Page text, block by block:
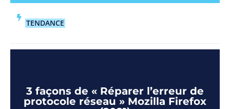
TENDANCE
3 façons de « Réparer l’erreur de
protocole réseau » Mozilla Firefox